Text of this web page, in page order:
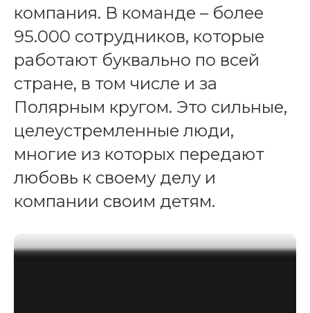
компания. В команде – более
95.000 сотрудников, которые
работают буквально по всей
стране, в том числе и за
Полярным кругом. Это сильные,
целеустремленные люди,
многие из которых передают
любовь к своему делу и
компании своим детям.